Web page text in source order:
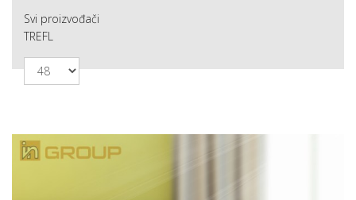
Svi proizvođači
TREFL